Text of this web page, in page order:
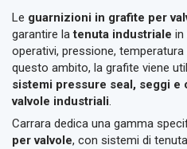
Le guarnizioni in grafite per
garantire latenuta industriale in
operativi, pressione,
questo ambito, la grafite viene
sistemi pressure seal, seggi
valvole industriali.
Carrara dedica una gamma
per valvole, con sistemi di